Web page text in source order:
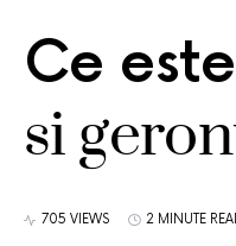
Ce
si
705 VIEWS 2 MINUTE